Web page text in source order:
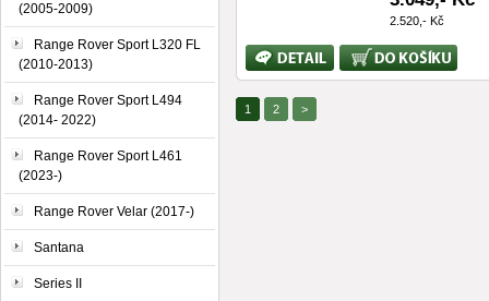
(2005-2009)
Range Rover Sport L320 FL
(2010-2013)
Range Rover Sport L494
(2014- 2022)
Range Rover Sport L461
(2023-)
Range Rover Velar (2017-)
Santana
Series II
2.520,- Kč
Bližší
informace
Koupit
1 2 >